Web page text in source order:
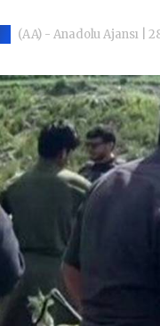
(AA) - Anadolu Ajansı |